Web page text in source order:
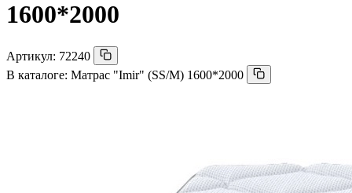
1600*2000
Артикул: 72240
В каталоге: Матрас "Imir" (SS/M) 1600*2000